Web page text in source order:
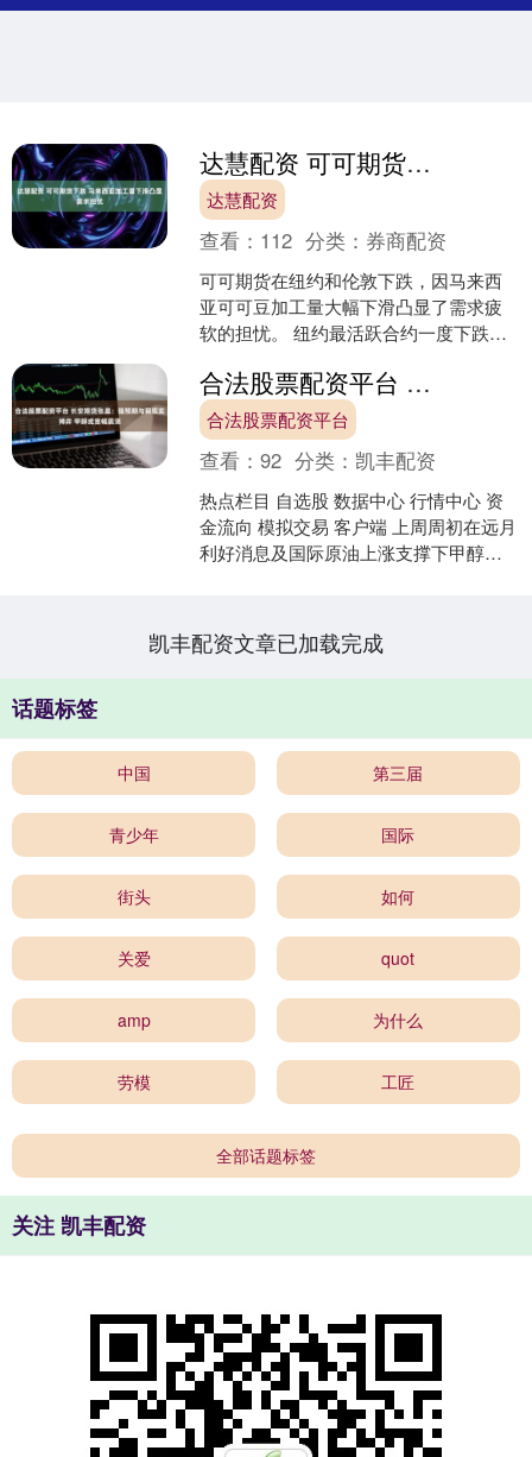
达慧配资 可可期货下跌 马来西亚加工量下滑凸显需求担忧
达慧配资
查看： 112 分类： 券商配资
可可期货在纽约和伦敦下跌，因马来西
亚可可豆加工量大幅下滑凸显了需求疲
软的担忧。 纽约最活跃合约一度下跌
局和可可制造商协....
合法股票配资平台 长安期货张晨：强预期与弱现实博弈 甲醇或宽幅震荡
合法股票配资平台
查看：92 分类： 凯丰配资
热点栏目 自选股 数据中心 行情中心 资
金流向 模拟交易 客户端 上周周初在远月
利好消息及国际原油上涨支撑下甲醇主
凯丰配资文章已加载完成
话题标签
中国 第三届
青少年 国际
街头 如何
关爱 quot
amp 为什么
劳模 工匠
全部话题标签
关注 凯丰配资